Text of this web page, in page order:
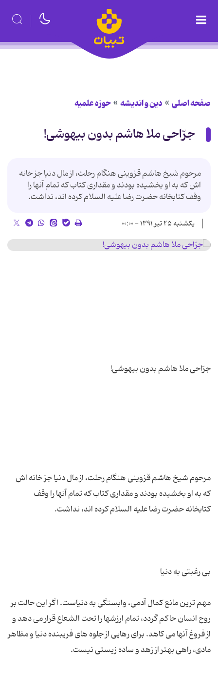
صفحه اصلی دین و اندیشه حوزه علمیه
جرّاحی ملا هاشم بدون بیهوشی!
مرحوم شیخ هاشم قزوینی هنگام رحلت، از مال دنیا جز خانه
اش که به او بخشیده بودند و مقداری کتاب که تمام آنها را
وقف کتابخانه حضرت رضا علیه السلام کرده اند، نداشت.
یکشنبه ۲۵ تیر ۱۳۹۱ - ۰۰:۰۰
مرحوم شیخ هاشم قزوینی هنگام رحلت، از مال دنیا جز خانه اش
که به او بخشیده بودند و مقداری کتاب که تمام آنها را وقف
مهم ترین مانع کمال آدمی، وابستگی به دنیاست. اگر این حالت بر
روح انسان حاکم گردد، تمام ارزشها را تحت الشعاع قرار می دهد و
از فروغ آنها می کاهد. برای رهایی از جلوه های فریبنده دنیا و مظاهر